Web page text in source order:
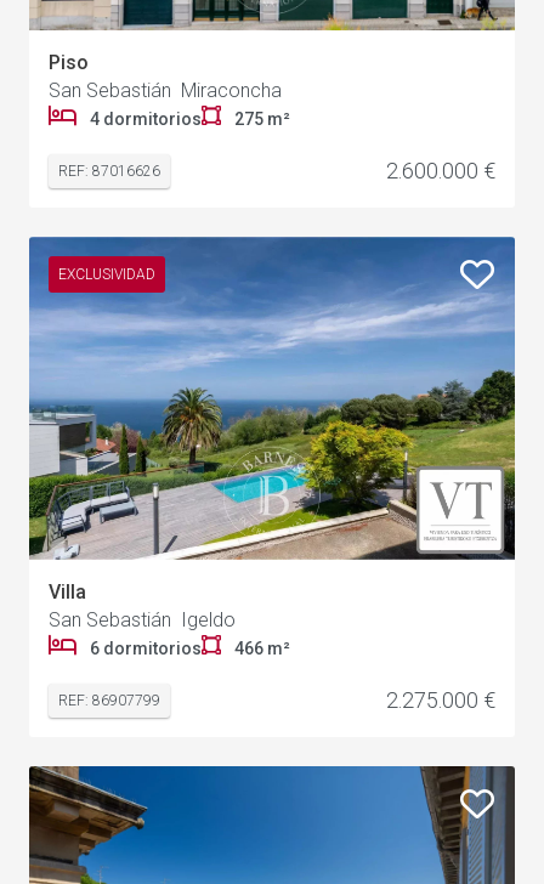
Piso
San Sebastián Miraconcha
4 dormitorios 275 m²
REF: 87016626 2.600.000 €
EXCLUSIVIDAD
Villa
San Sebastián Igeldo
6 dormitorios 466 m²
REF: 86907799 2.275.000 €